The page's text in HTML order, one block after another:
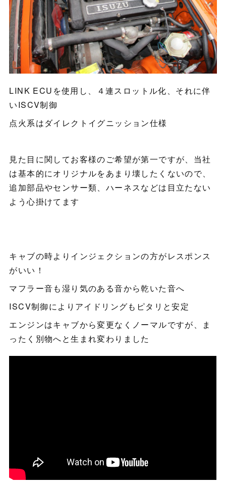
LINK ECUを使用し、４連スロットル化、それに伴
いISCV制御
点火系はダイレクトイグニッション仕様
見た目に関してお客様のご希望が第一ですが、当社
は基本的にオリジナルをあまり壊したくないので、
追加部品やセンサー類、ハーネスなどは目立たない
よう心掛けてます
キャブの時よりインジェクションの方がレスポンス
がいい！
マフラー音も湿り気のある音から乾いた音へ
ISCV制御によりアイドリングもピタリと安定
エンジンはキャブから変更なくノーマルですが、ま
ったく別物へと生まれ変わりました